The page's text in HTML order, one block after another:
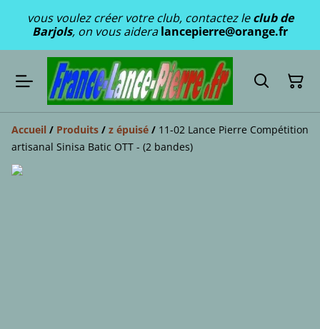
vous voulez créer votre club, contactez leclub de
Barjols, on vous aideralancepierre@orange.fr
Accueil / Produits / z épuisé / 11-02 Lance Pierre Compétition
artisanal Sinisa Batic OTT - (2 bandes)